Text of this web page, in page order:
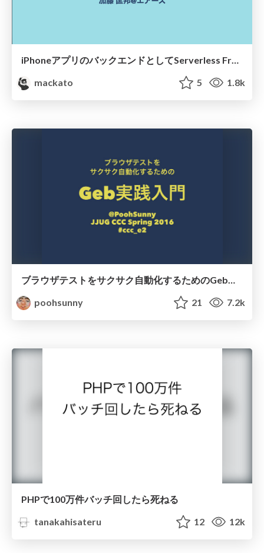
iPhoneアプリのバックエンドとしてServerless Framework使ってみた
mackato
5 1.8k
poohsunny
21 7.2k
PHPで100万件バッチ回したら死ねる
tanakahisateru
12 12k